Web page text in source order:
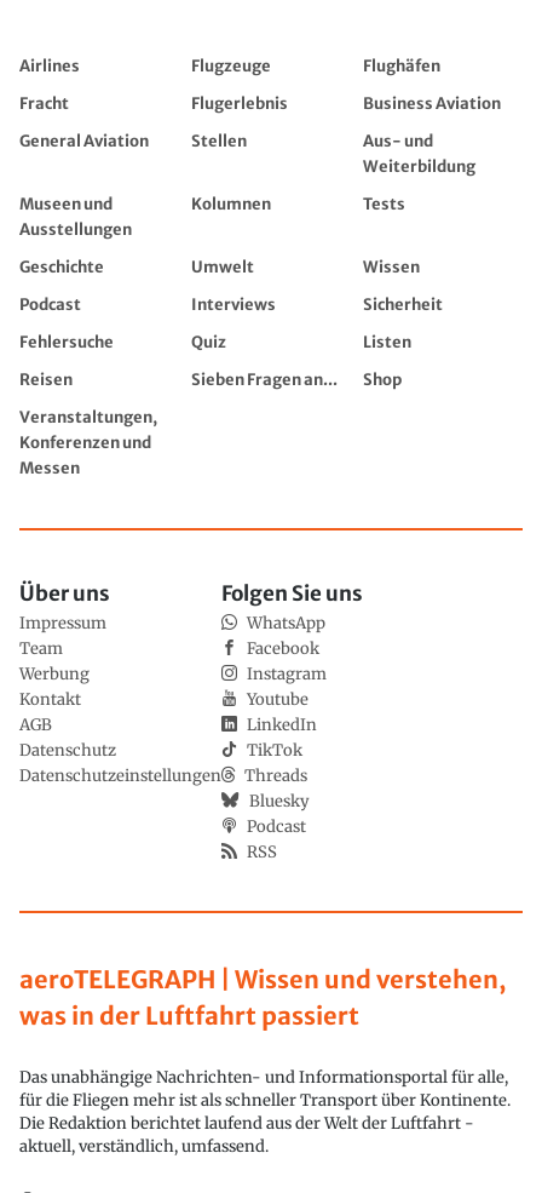
Airlines Flugzeuge
Flughäfen
Fracht
Flugerlebnis
Business Aviation
General Aviation
Stellen
Aus- und
Weiterbildung
Museen und
Ausstellungen
Kolumnen Tests
Geschichte Umwelt
Wissen
Podcast
Interviews
Sicherheit
Fehlersuche
Quiz
Listen
Reisen
Sieben Fragen an...
Shop
Veranstaltungen,
Konferenzen und
Messen
aeroTELEGRAPH | Wissen und verstehen,
was in der Luftfahrt passiert
Das unabhängige Nachrichten- und Informationsportal für alle,
für die Fliegen mehr ist als schneller Transport über Kontinente.
Die Redaktion berichtet laufend aus der Welt der Luftfahrt -
aktuell, verständlich, umfassend.
Über uns
Impressum
Team
Werbung
Kontakt
AGB
Datenschutz
Datenschutzeinstellungen
Folgen Sie uns
WhatsApp
Facebook
Instagram
Youtube
LinkedIn
TikTok
Threads
Bluesky
Podcast
RSS